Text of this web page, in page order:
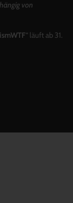
von
“ läuft ab 31.